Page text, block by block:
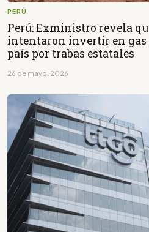
PERÚ
Perú: Exministro revela
intentaron invertir en gas
país por trabas estatales
26 de mayo, 2026